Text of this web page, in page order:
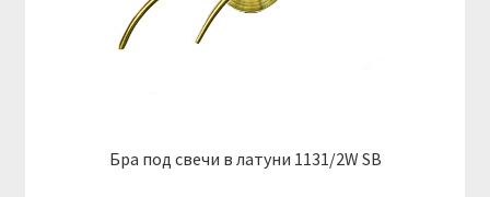
Бра под свечи в латуни 1131/2W SB